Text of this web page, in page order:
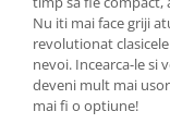
Nu iti mai face griji
revolutionat
nevoi. Incearca-le si
deveni mult mai
mai fi o optiune!